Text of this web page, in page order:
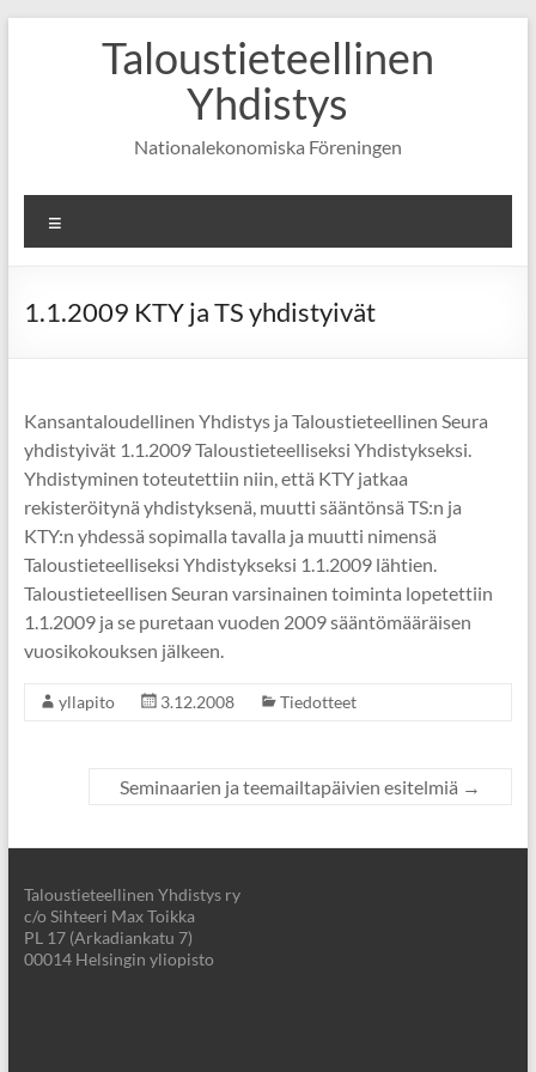
Taloustieteellinen
Yhdistys
Nationalekonomiska Föreningen
1.1.2009 KTY ja TS yhdistyivät
Kansantaloudellinen Yhdistys ja Taloustieteellinen Seura
yhdistyivät 1.1.2009 Taloustieteelliseksi Yhdistykseksi.
Yhdistyminen toteutettiin niin, että KTY jatkaa
rekisteröitynä yhdistyksenä, muutti sääntönsä TS:n ja
KTY:n yhdessä sopimalla tavalla ja muutti nimensä
Taloustieteelliseksi Yhdistykseksi 1.1.2009 lähtien.
Taloustieteellisen Seuran varsinainen toiminta lopetettiin
1.1.2009 ja se puretaan vuoden 2009 sääntömääräisen
vuosikokouksen jälkeen.
yllapito 3.12.2008 Tiedotteet
Seminaarien ja teemailtapäivien esitelmiä →
Taloustieteellinen Yhdistys ry
c/o Sihteeri Max Toikka
PL 17 (Arkadiankatu 7)
00014 Helsingin yliopisto